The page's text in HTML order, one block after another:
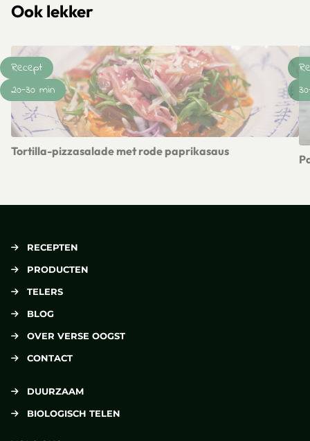
Ook lekker
Tortilla-pizzasalade met rode paprikasaus
Recept
20-30 min
RECEPTEN
PRODUCTEN
TELERS
BLOG
OVER VERSE OOGST
CONTACT
DUURZAAM
BIOLOGISCH TELEN